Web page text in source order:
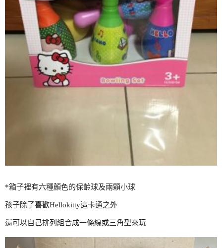
*箱子裡有六種顏色的保齡球及兩顆小球
孩子除了喜歡Hellokitty這卡通之外
還可以自己排列組合成一條線或三角型來玩